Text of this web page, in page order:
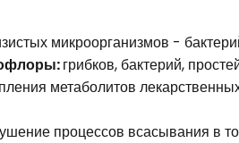
микроорганизмов -
грибков, бактерий,
метаболитов
процессов всасывания в